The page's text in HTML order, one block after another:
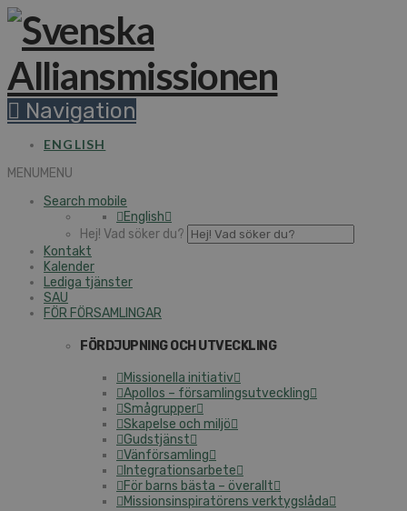
Navigation
ENGLISH
MENUMENU
Search mobile
English
Hej! Vad söker du?
Kontakt
Kalender
Lediga tjänster
SAU
FÖR FÖRSAMLINGAR
FÖRDJUPNING OCH UTVECKLING
Missionella initiativ
Apollos – församlingsutveckling
Smågrupper
Skapelse och miljö
Gudstjänst
Vänförsamling
Integrationsarbete
För barns bästa – överallt
Missionsinspiratörens verktygslåda